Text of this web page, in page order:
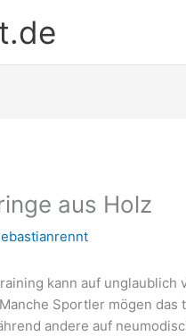
aus Holz
kann auf unglaublich
Sportler mögen
andere auf